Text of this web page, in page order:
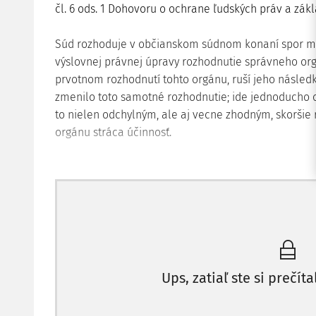
čl. 6 ods. 1 Dohovoru o ochrane ľudských práv a
Súd rozhoduje v občianskom súdnom konaní spor
výslovnej právnej úpravy rozhodnutie správneho
prvotnom rozhodnutí tohto orgánu, ruší jeho
zmenilo toto samotné rozhodnutie; ide jednoducho
to nielen odchylným, ale aj vecne zhodným,
orgánu stráca účinnosť.
NÁLEZÚSTAVNÉHO SÚDU I. ÚS 118/2013 - UPRAVENÝ
1. Uznesením Ústavného súdu SR (ďalej len
2013 bola na ďalšie konanie prijatá sťažnosť K. A.
Ups, zatiaľ ste si